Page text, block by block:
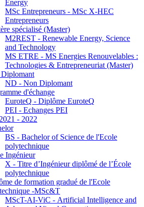
Energy
MSc Entrepreneurs - MSc X-HEC
Entrepreneurs
spécialisé (Master)
M2REST - Renewable Energy, Science
and Technology
MS ETRE - MS Energies Renouvelables :
Technologies & Entrepreneuriat (Master)
ND - Non Diplomant
d'échange
EuroteQ - Diplôme EuroteQ
PEI - Echanges PEI
- 2022
BS - Bachelor of Science de l'Ecole
polytechnique
Ingénieur
X - Titre d’Ingénieur diplômé de l’École
polytechnique
de formation gradué de l'Ecole
-MSc&T
MScT-AI-ViC - Artificial Intelligence and